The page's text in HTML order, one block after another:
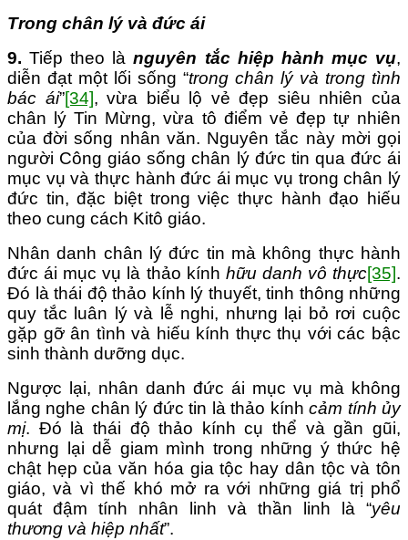
Trong chân lý và đức ái
9. Tiếp theo lànguyên tắc hiệp hành mục vụ,
diễn đạt một lối sống “trong chân lý và trong tình
bác ái”[34], vừa biểu lộ vẻ đẹp siêu nhiên của
chân lý Tin Mừng, vừa tô điểm vẻ đẹp tự nhiên
của đời sống nhân văn. Nguyên tắc này mời gọi
người Công giáo sống chân lý đức tin qua đức ái
mục vụ và thực hành đức ái mục vụ trong chân lý
đức tin, đặc biệt trong việc thực hành đạo hiếu
theo cung cách Kitô giáo.
Nhân danh chân lý đức tin mà không thực hành
đức ái mục vụ là thảo kính hữu danh vô thực[35].
Đó là thái độ thảo kính lý thuyết, tinh thông những
quy tắc luân lý và lễ nghi, nhưng lại bỏ rơi cuộc
gặp gỡ ân tình và hiếu kính thực thụ với các bậc
sinh thành dưỡng dục.
Ngược lại, nhân danh đức ái mục vụ mà không
lắng nghe chân lý đức tin là thảo kínhcảm tính ủy
mị. Đó là thái độ thảo kính cụ thể và gần gũi,
nhưng lại dễ giam mình trong những ý thức hệ
chật hẹp của văn hóa gia tộc hay dân tộc và tôn
giáo, và vì thế khó mở ra với những giá trị phổ
quát đậm tính nhân linh và thần linh là “yêu
thương và hiệp nhất”.